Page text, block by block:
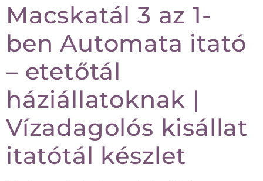
Macskatál 3 az 1-
ben Automata itató
– etetőtál
háziállatoknak |
Vízadagolós kisállat
itatótál készlet